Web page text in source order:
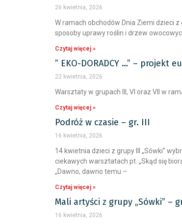
26 kwietnia, 2026
W ramach obchodów Dnia Ziemi dzieci z
sposoby uprawy roślin i drzew
Czytaj więcej »
” EKO-DORADCY …” – projekt
22 kwietnia, 2026
Warsztaty w grupach III, VI oraz VII w
Czytaj więcej »
Podróż w czasie – gr. III
16 kwietnia, 2026
14 kwietnia dzieci z grupy III „Sówki”
ciekawych warsztatach pt. „Skąd się
„Dawno, dawno temu –
Czytaj więcej »
Mali artyści z grupy „Sówki” –
16 kwietnia, 2026